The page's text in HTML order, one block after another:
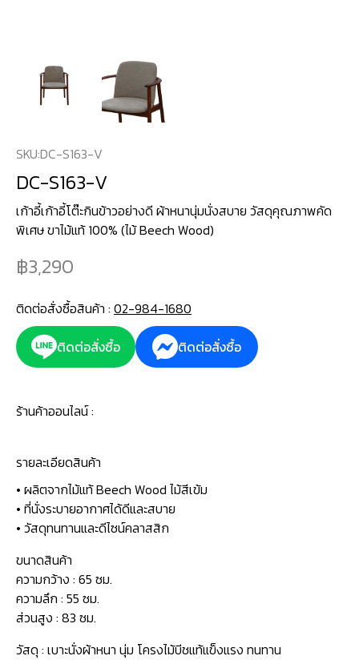
SKU:DC-S163-V
DC-S163-V
เก้าอี้เก้าอี้โต๊ะกินข้าวอย่างดี ผ้าหนานุ่มนั่งสบาย วัสดุคุณภาพคัด
พิเศษ ขาไม้แท้ 100% (ไม้ Beech Wood)
3,290
ติดต่อสั่งซื้อสินค้า : 02-984-1680
ติดต่อสั่งซื้อ
ติดต่อสั่งซื้อ
ร้านค้าออนไลน์ :
รายละเอียดสินค้า
• ผลิตจากไม้แท้ Beech Wood ไม้สีเข้ม
• ที่นั่งระบายอากาศได้ดีและสบาย
• วัสดุทนทานและดีไซน์คลาสสิก
ขนาดสินค้า
ความกว้าง : 65 ซม.
ความลึก : 55 ซม.
ส่วนสูง : 83 ซม.
วัสดุ : เบาะนั่งผ้าหนา นุ่ม โครงไม้บีชแท้แข็งแรง ทนทาน